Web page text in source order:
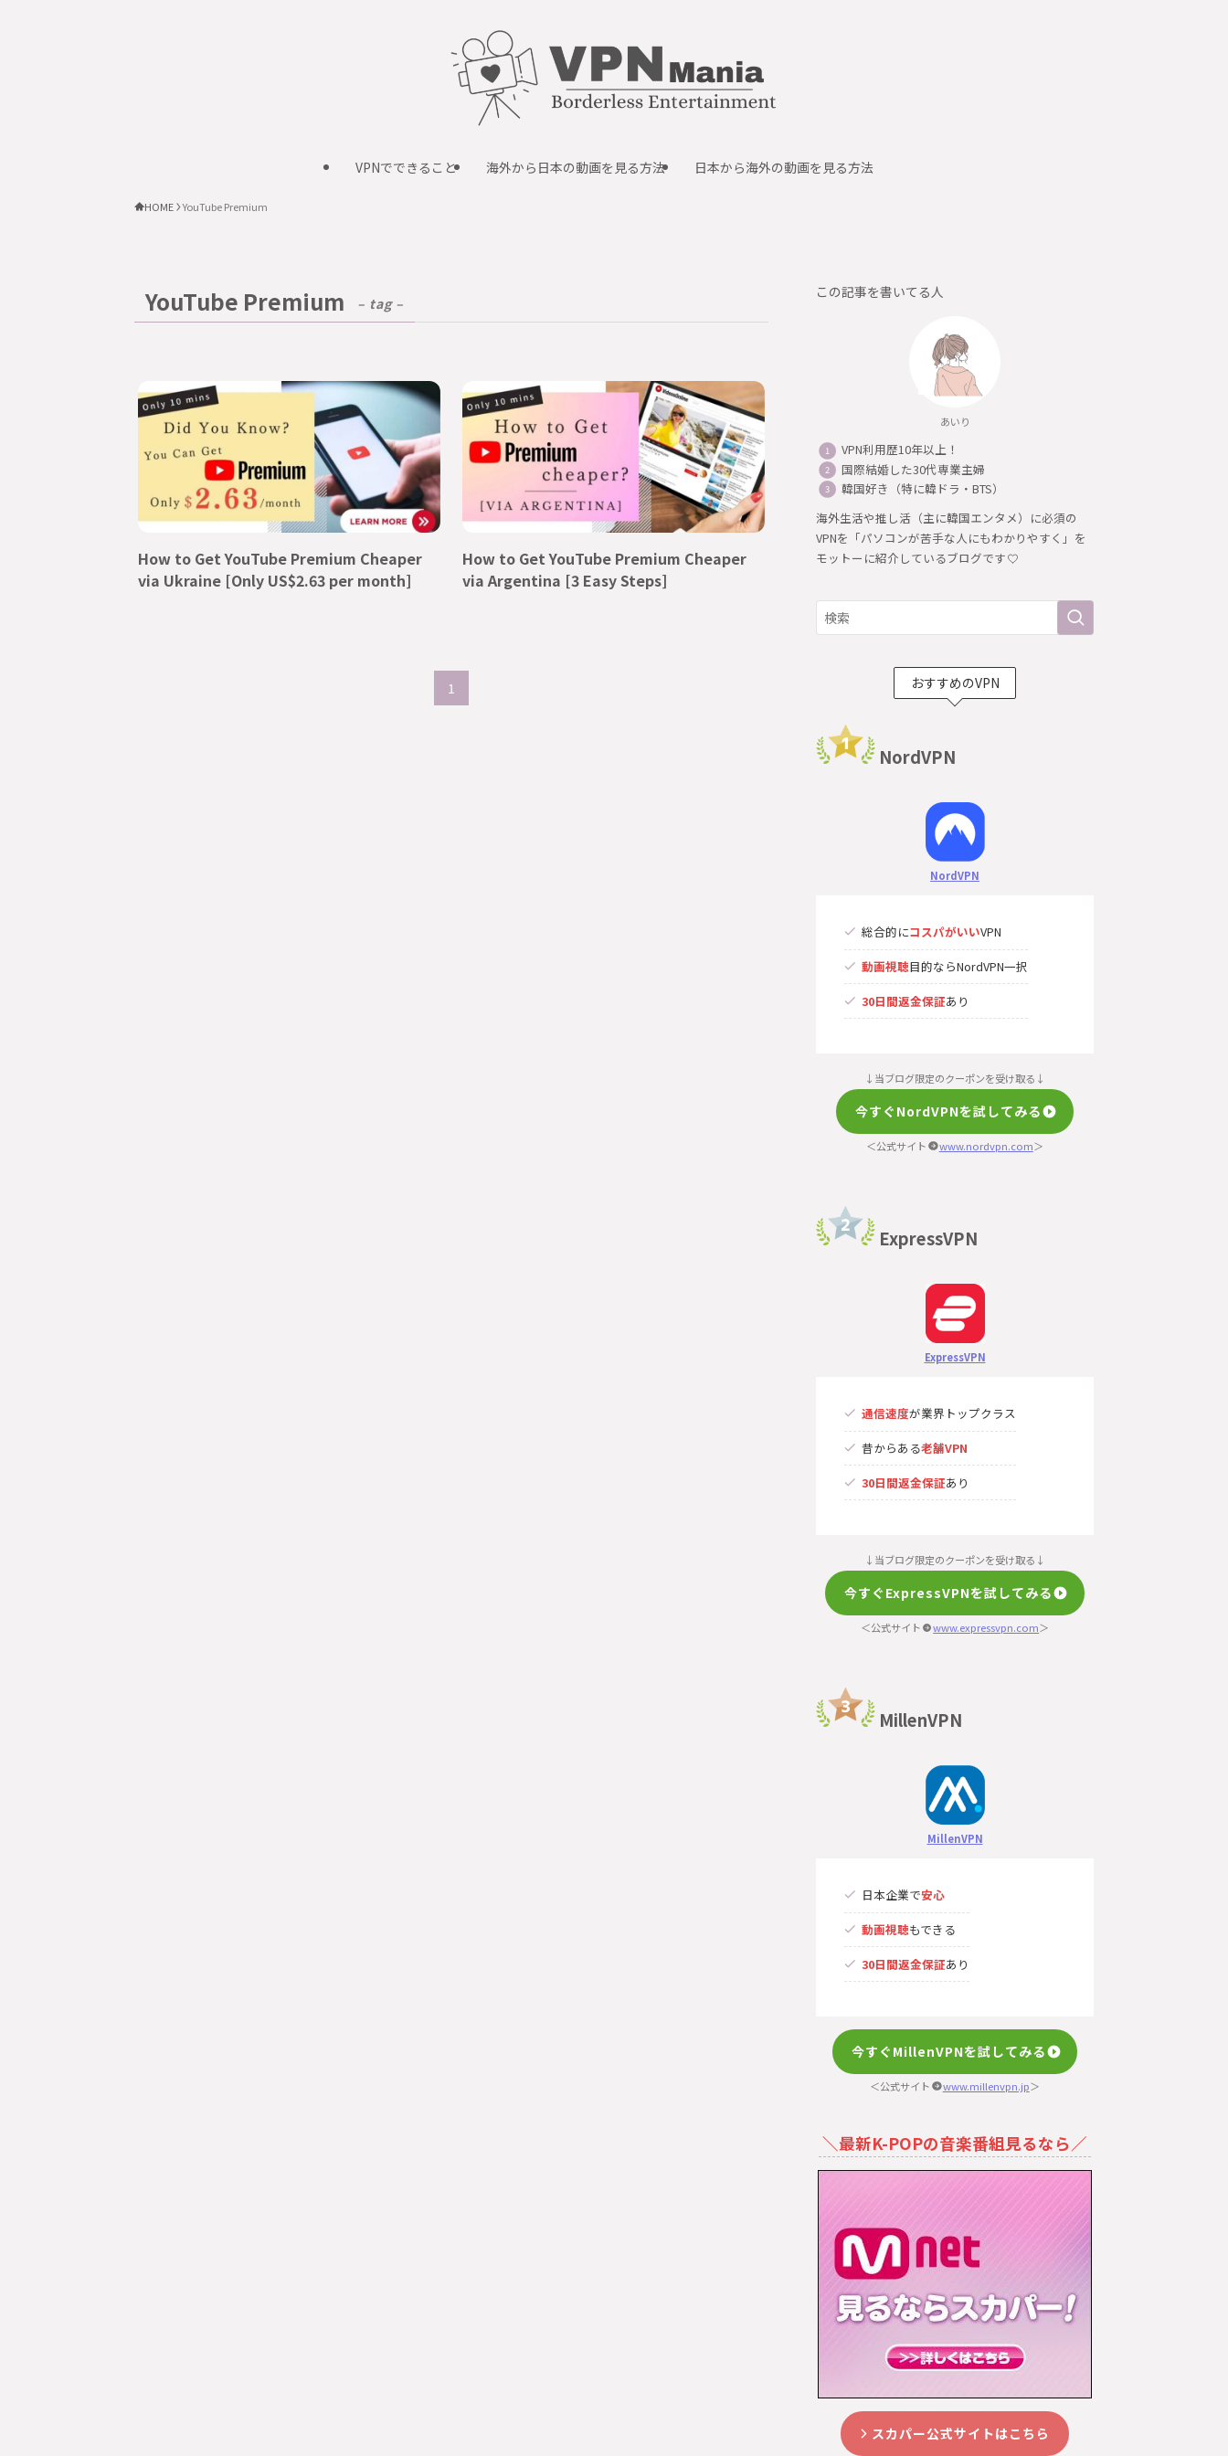
VPNでできること 海外から日本の動画を見る方法 日本から海外の動画を見る方法
HOME YouTube Premium
YouTube Premium – tag –
How to Get YouTube Premium Cheaper
via Ukraine [Only US$2.63 per month]
How to Get YouTube Premium Cheaper
via Argentina [3 Easy Steps]
1
この記事を書いてる人
あいり
VPN利用歴10年以上！
国際結婚した30代専業主婦
韓国好き（特に韓ドラ・BTS）
海外生活や推し活（主に韓国エンタメ）に必須の
VPNを「パソコンが苦手な人にもわかりやすく」を
モットーに紹介しているブログです
おすすめのVPN
NordVPN
NordVPN
総合的にコスパがいいVPN
動画視聴目的ならNordVPN一択
30日間返金保証あり
↓当ブログ限定のクーポンを受け取る↓
今すぐNordVPNを試してみる
＜公式サイト www.nordvpn.com＞
ExpressVPN
ExpressVPN
通信速度が業界トップクラス
昔からある老舗VPN
30日間返金保証あり
↓当ブログ限定のクーポンを受け取る↓
今すぐExpressVPNを試してみる
＜公式サイト www.expressvpn.com＞
MillenVPN
MillenVPN
日本企業で安心
動画視聴もできる
30日間返金保証あり
今すぐMillenVPNを試してみる
＜公式サイト www.millenvpn.jp＞
＼最新K-POPの音楽番組見るなら／
スカパー公式サイトはこちら